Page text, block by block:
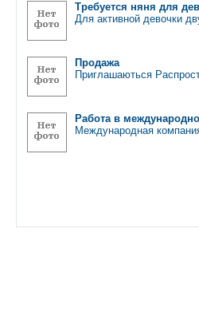
Требуется няня для
Для активной девочки
Продажа
Приглашаються
Работа в
Международная